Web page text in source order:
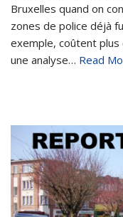
Bruxelles quand on
zones de police déjà
exemple, coûtent plus
une analyse… Read